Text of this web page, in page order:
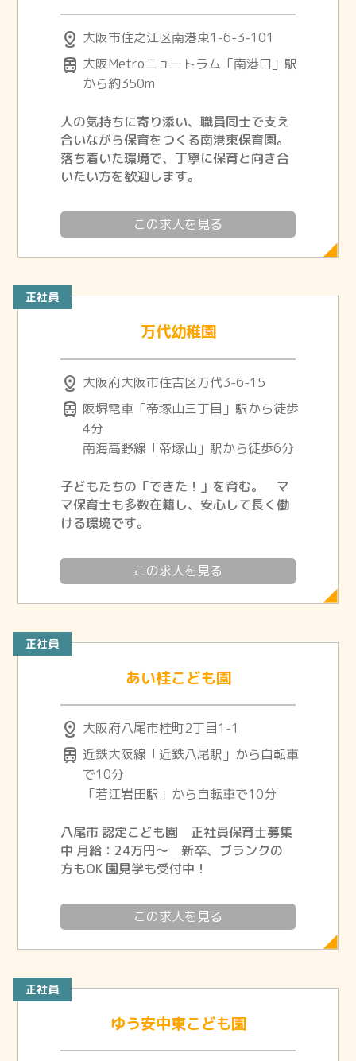
distance 大阪市住之江区南港東1-6-3-101
train 大阪Metroニュートラム「南港口」駅
から約350m
人の気持ちに寄り添い、職員同士で支え
合いながら保育をつくる南港東保育園。
落ち着いた環境で、丁寧に保育と向き合
いたい方を歓迎します。
この求人を見る
正社員
万代幼稚園
distance 大阪府大阪市住吉区万代3-6-15
train 阪堺電車「帝塚山三丁目」駅から徒歩
4分
南海高野線「帝塚山」駅から徒歩6分
子どもたちの「できた！」を育む。 マ
マ保育士も多数在籍し、安心して長く働
ける環境です。
この求人を見る
正社員
あい桂こども園
distance 大阪府八尾市桂町2丁目1-1
train 近鉄大阪線「近鉄八尾駅」から自転車
で10分
「若江岩田駅」から自転車で10分
八尾市 認定こども園 正社員保育士募集
中 月給：24万円～ 新卒、ブランクの
方もOK 園見学も受付中！
この求人を見る
正社員
ゆう安中東こども園